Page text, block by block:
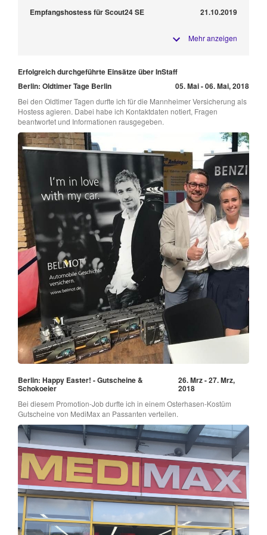
Empfangshostess für Scout24 SE 21.10.2019
Mehr anzeigen
Erfolgreich durchgeführte Einsätze über InStaff
Berlin: Oldtimer Tage Berlin
05. Mai - 06. Mai, 2018
Bei den Oldtimer Tagen durfte ich für die Mannheimer Versicherung als
Hostess agieren. Dabei habe ich Kontaktdaten notiert, Fragen
beantwortet und Informationen rausgegeben.
Berlin: Happy Easter! - Gutscheine &
Schokoeier
26. Mrz - 27. Mrz,
2018
Bei diesem Promotion-Job durfte ich in einem Osterhasen-Kostüm
Gutscheine von MediMax an Passanten verteilen.